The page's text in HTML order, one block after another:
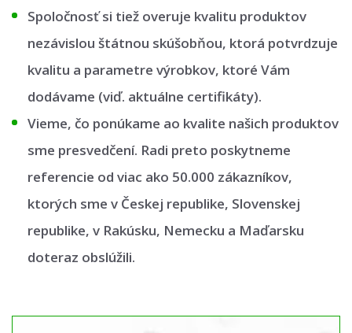
Spoločnosť si tiež overuje kvalitu produktov
nezávislou štátnou skúšobňou, ktorá potvrdzuje
kvalitu a parametre výrobkov, ktoré Vám
dodávame (viď. aktuálne certifikáty).
Vieme, čo ponúkame ao kvalite našich produktov
sme presvedčení. Radi preto poskytneme
referencie od viac ako 50.000 zákazníkov,
ktorých sme v Českej republike, Slovenskej
republike, v Rakúsku, Nemecku a Maďarsku
doteraz obslúžili.